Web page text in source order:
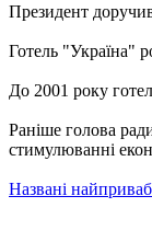
Президент
Готель "Україна"
До 2001 року
Раніше голова
стимулюванні
Названі